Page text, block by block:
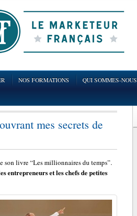
NOS FORMATIONS QUI SOMMES-NOUS
mes secrets de
son livre “Les millionnaires du temps”.
entrepreneurs et les chefs de petites